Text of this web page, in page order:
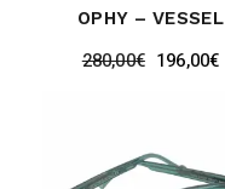
OPHY – VESSEL
280,00€ 196,00€